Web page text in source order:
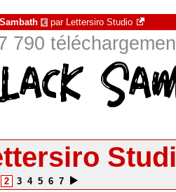
€ par Lettersiro Studio
790
2 3 4 5 6 7